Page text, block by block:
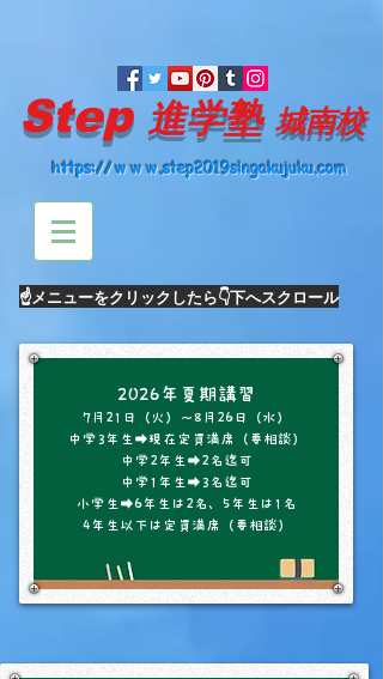
Step 進学塾 城南校
https://ｗｗｗ.step2019singakujuku.com
☝メニューをクリック​したら👇下へスクロール
2026年夏期講習
7月21日（火）～8月26日（水）
中学3年生➡現在定員満席（要相談）
中学2年生➡2名迄可
中学1年生➡3名迄可
小学生➡6年生は2名、5年生は1名
4年生以下は定員満席（要相談）